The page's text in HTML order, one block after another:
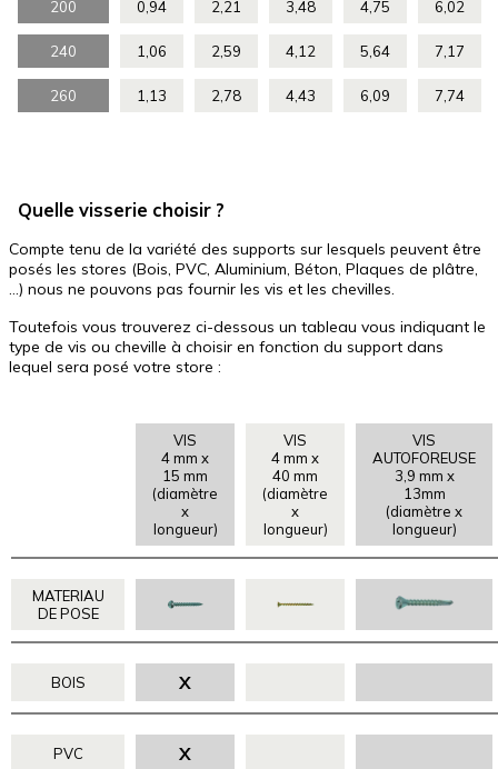
200 0,94 2,21 3,48 4,75 6,02
240 1,06 2,59 4,12 5,64 7,17
260 1,13 2,78 4,43 6,09 7,74
Quelle visserie choisir ?
Compte tenu de la variété des supports sur lesquels peuvent être
posés les stores (Bois, PVC, Aluminium, Béton, Plaques de plâtre,
…) nous ne pouvons pas fournir les vis et les chevilles.
Toutefois vous trouverez ci-dessous un tableau vous indiquant le
type de vis ou cheville à choisir en fonction du support dans
lequel sera posé votre store :
VIS
4 mm x
15 mm
(diamètre
x
longueur)
VIS
4 mm x
40 mm
(diamètre
x
longueur)
VIS
AUTOFOREUSE
3,9 mm x
13mm
(diamètre x
longueur)
MATERIAU
DE POSE
BOIS X
PVC X